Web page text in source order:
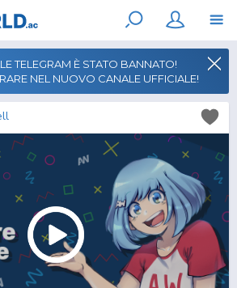
TELEGRAM È STATO BANNATO!
NEL NUOVO CANALE UFFICIALE!